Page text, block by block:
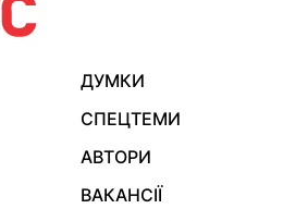
ДУМКИ
СПЕЦТЕМИ
АВТОРИ
ВАКАНСІЇ